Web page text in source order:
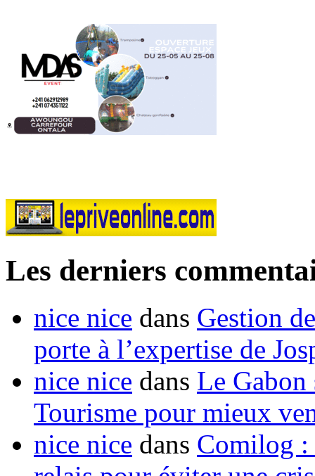
Les derniers
nice nice dans Gestion
porte à l’expertise de
nice nice dans Le Gabon
Tourisme pour mieux
nice nice dans Comilog :